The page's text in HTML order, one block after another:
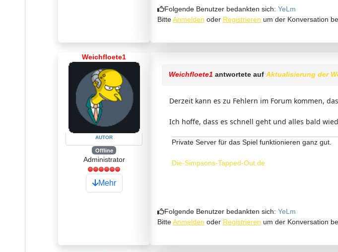
Folgende Benutzer bedankten sich: YeLm
BitteAnmelden oder Registrieren um der Konversation
Weichfloete1
AUTOR
Offline
Administrator
Mehr
Weichfloete1 antwortete auf Aktualisierung der
Derzeit kann es zu Fehlern im Forum kommen,
Ich hoffe, dass es schnell geht und alles bald
Private Server für das Spiel funktionieren ganz gut.
Die-Simpsons-Tapped-Out.de
Folgende Benutzer bedankten sich: YeLm
BitteAnmelden oder Registrieren um der Konversation